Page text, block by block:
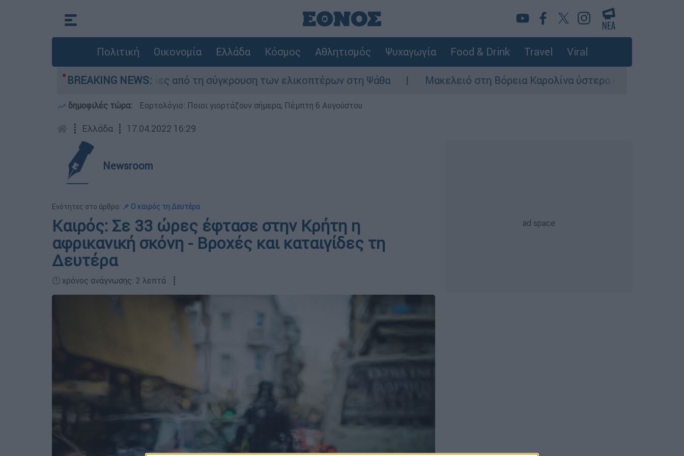
Πολιτική Οικονομία Ελλάδα Κόσμος Αθλητισμός Ψυχαγωγία Food & Drink Travel Viral
BREAKING NEWS:
οι δύο τραυματίες από τη σύγκρουση των ελικοπτέρων στη Ψάθα Μακελειό στη Βόρεια Καρολίνα ύστερα από πυροβολισμούς:
δημοφιλές τώρα: Εορτολόγιο: Ποιοι γιορτάζουν σήμερα, Πέμπτη 6 Αυγούστου
┋ Ελλάδα ┋ 17.04.2022 16:29
Newsroom
Ενότητες στο άρθρο: 📌 Ο καιρός τη Δευτέρα
Καιρός: Σε 33 ώρες έφτασε στην Κρήτη η
αφρικανική σκόνη - Βροχές και καταιγίδες τη
Δευτέρα
🕛 χρόνος ανάγνωσης: 2 λεπτά ┋